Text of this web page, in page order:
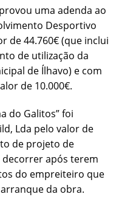
uma adenda ao
Desportivo
de 44.760€ (que inclui
de utilização da
de Ílhavo) e com
de 10.000€.
Galitos” foi
Lda pelo valor de
de projeto de
decorrer após terem
do empreiteiro que
da obra.